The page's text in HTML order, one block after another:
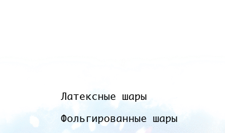
Латексные шары
Фольгированные шары